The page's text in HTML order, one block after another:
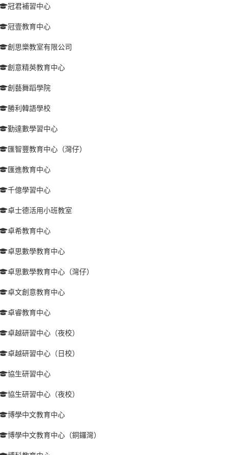
冠君補習中心
冠壹教育中心
創思樂教室有限公司
創意精英教育中心
創藝舞蹈學院
勝利韓語學校
勤達數學習中心
匯智豐教育中心（灣仔）
匯進教育中心
千億學習中心
卓士德活用小班教室
卓希教育中心
卓思數學教育中心
卓思數學教育中心（灣仔）
卓文創意教育中心
卓睿教育中心
卓越研習中心（夜校）
卓越研習中心（日校）
協生研習中心
協生研習中心（夜校）
博學中文教育中心
博學中文教育中心（銅鑼灣）